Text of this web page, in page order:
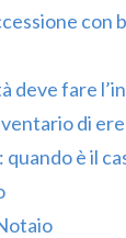
con
deve fare
di
è il